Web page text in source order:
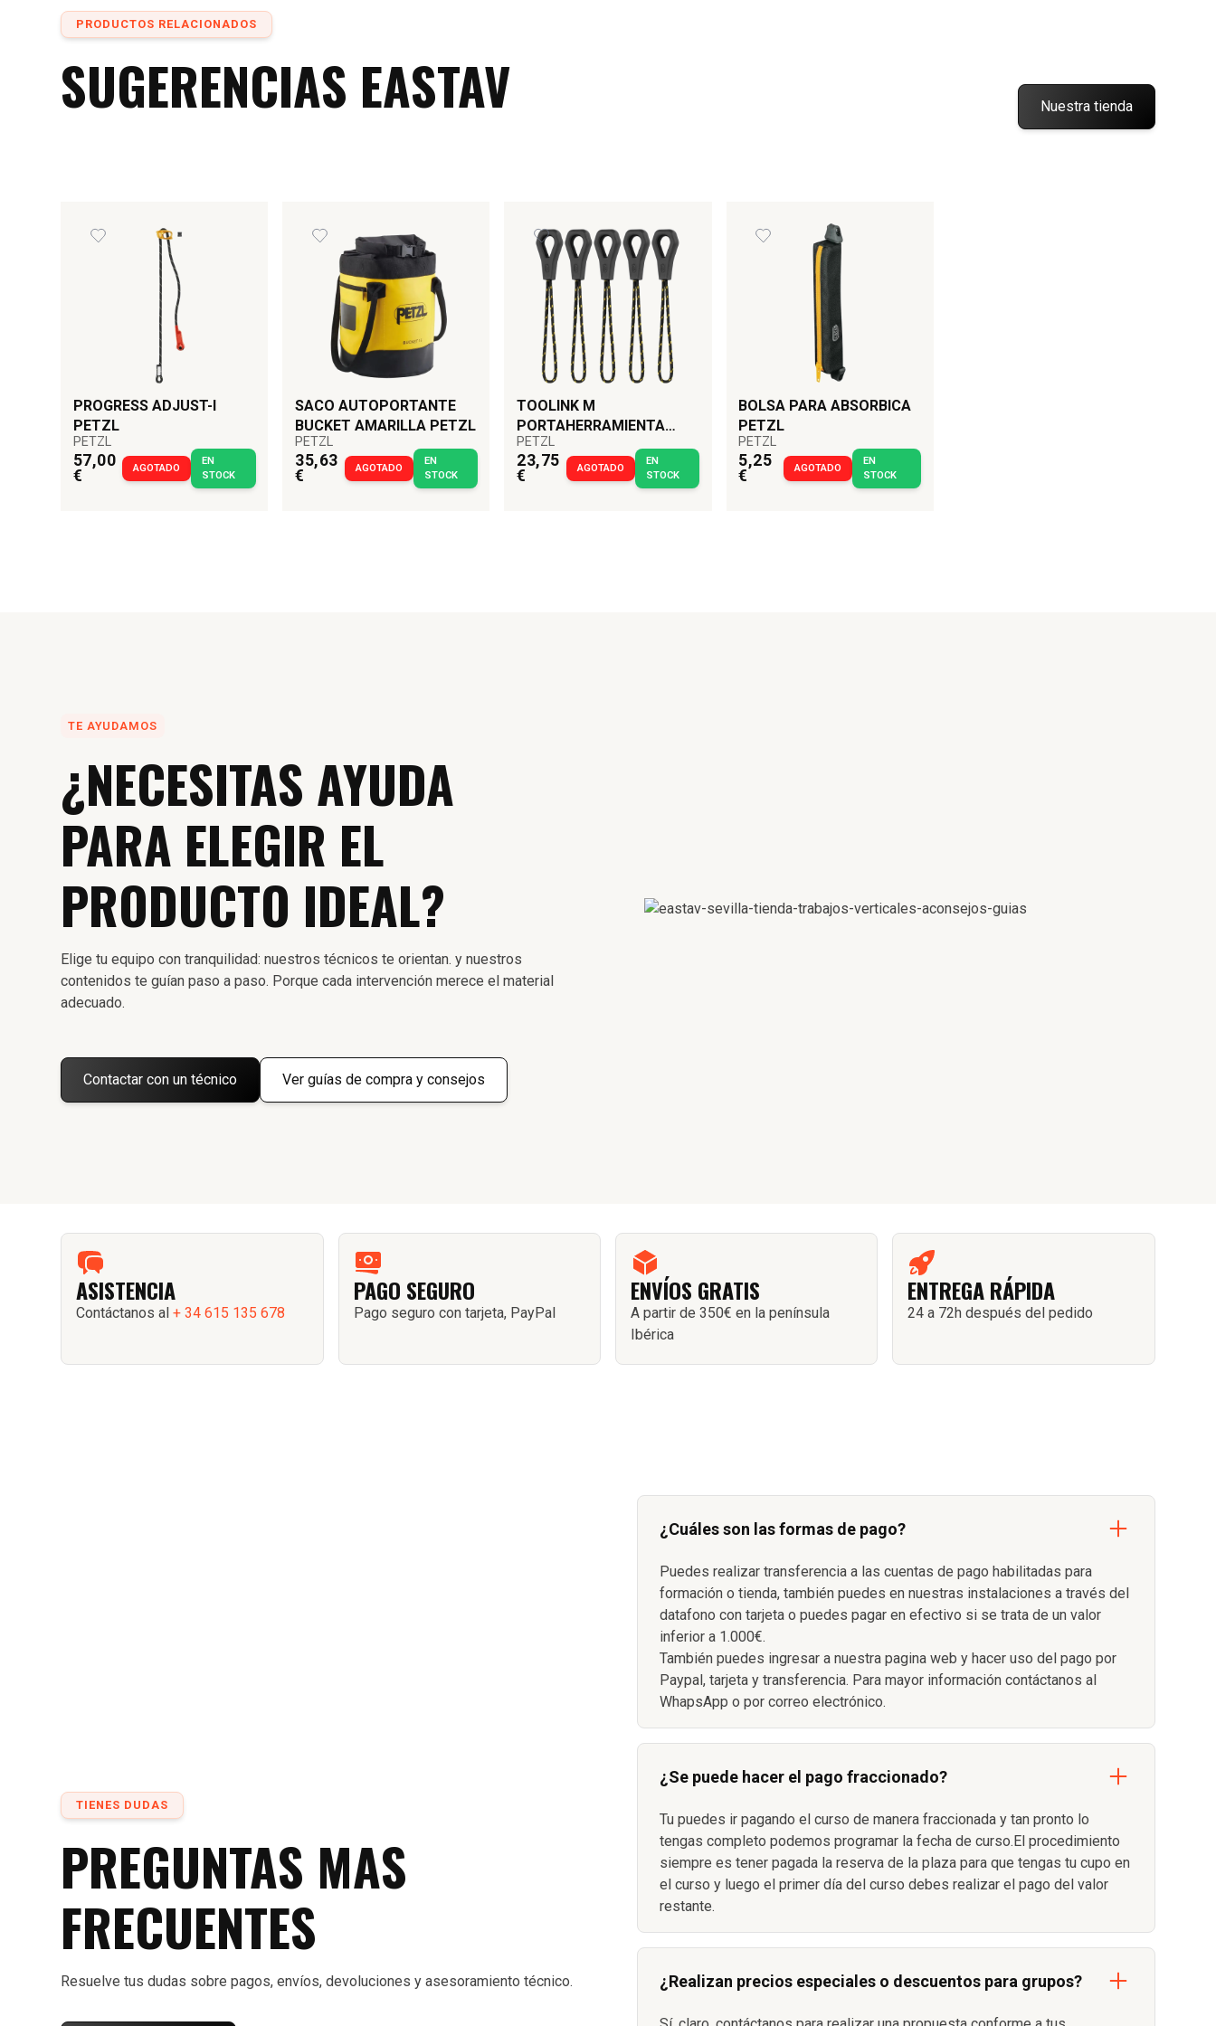
PRODUCTOS RELACIONADOS
SUGERENCIAS EASTAV Nuestra tienda
PROGRESS ADJUST-I
PETZL
PETZL
57,00
€
AGOTADO
EN
STOCK
SACO AUTOPORTANTE
BUCKET AMARILLA PETZL
PETZL
35,63
€
AGOTADO
EN
STOCK
TOOLINK M
PORTAHERRAMIENTA
PETZL
PETZL
23,75
€
AGOTADO
EN
STOCK
BOLSA PARA ABSORBICA
PETZL
PETZL
5,25
€
AGOTADO
EN
STOCK
TE AYUDAMOS
¿NECESITAS AYUDA
PARA ELEGIR EL
PRODUCTO IDEAL?
Elige tu equipo con tranquilidad: nuestros técnicos te orientan. y nuestros
contenidos te guían paso a paso. Porque cada intervención merece el material
adecuado.
Contactar con un técnico Ver guías de compra y consejos
ASISTENCIA
Contáctanos al+ 34 615 135 678
PAGO SEGURO
Pago seguro con tarjeta, PayPal
ENVÍOS GRATIS
A partir de 350€ en la península
Ibérica
ENTREGA RÁPIDA
24 a 72h después del pedido
TIENES DUDAS
PREGUNTAS MAS
FRECUENTES
Resuelve tus dudas sobre pagos, envíos, devoluciones y asesoramiento técnico.
¿Cuáles son las formas de pago?
Puedes realizar transferencia a las cuentas de pago habilitadas para
formación o tienda, también puedes en nuestras instalaciones a través del
datafono con tarjeta o puedes pagar en efectivo si se trata de un valor
inferior a 1.000€.
También puedes ingresar a nuestra pagina web y hacer uso del pago por
Paypal, tarjeta y transferencia. Para mayor información contáctanos al
WhapsApp o por correo electrónico.
¿Se puede hacer el pago fraccionado?
Tu puedes ir pagando el curso de manera fraccionada y tan pronto lo
tengas completo podemos programar la fecha de curso.El procedimiento
siempre es tener pagada la reserva de la plaza para que tengas tu cupo en
el curso y luego el primer día del curso debes realizar el pago del valor
restante.
¿Realizan precios especiales o descuentos para grupos?